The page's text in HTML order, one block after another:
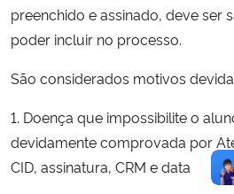
Gabinete de Segurança Institucional
preenchido e assinado, deve ser
poder incluir no processo.
São considerados motivos
1. Doença que impossibilite o
devidamente comprovada por
CID, assinatura, CRM e data